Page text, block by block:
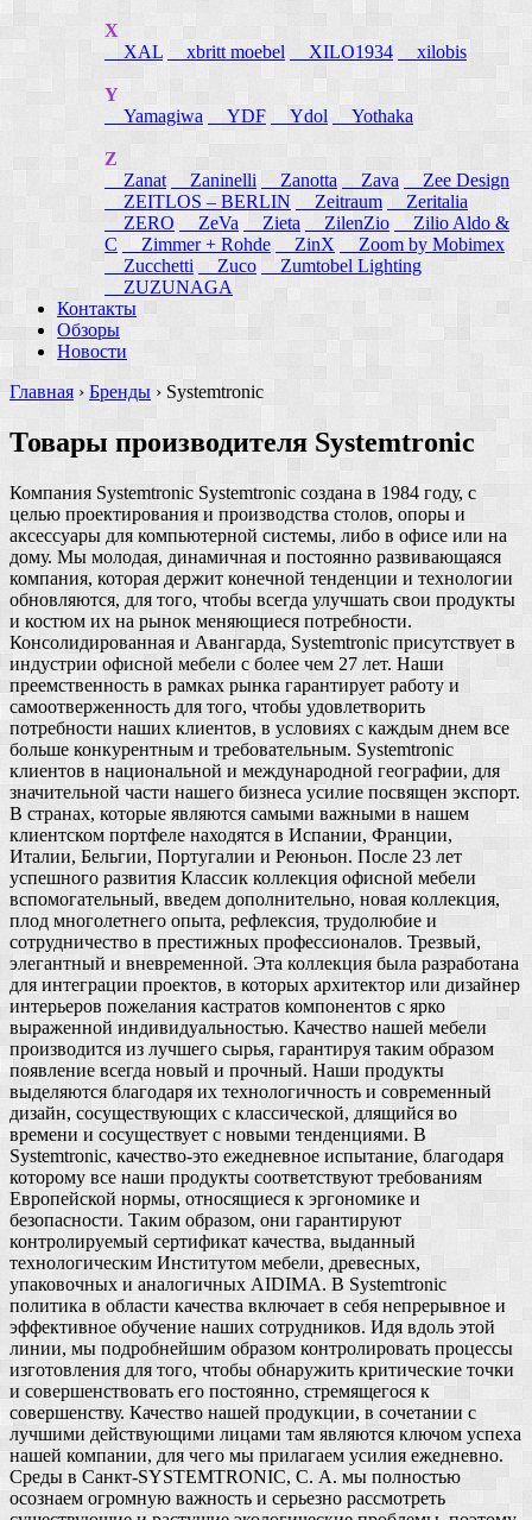
X
XAL
xbritt moebel XILO1934 xilobis
Y
Yamagiwa
YDF Ydol Yothaka
Z
Zanat
Zaninelli Zanotta Zava
Zee Design
ZEITLOS – BERLIN
Zeitraum
Zeritalia
ZERO
ZeVa Zieta ZilenZio
Zilio Aldo &
C
Zimmer + Rohde ZinX
Zoom by Mobimex
Zucchetti
Zuco
Zumtobel Lighting
ZUZUNAGA
Контакты
Обзоры
Новости
Главная › Бренды › Systemtronic
Товары производителя Systemtronic
Компания Systemtronic Systemtronic создана в 1984 году, с
целью проектирования и производства столов, опоры и
аксессуары для компьютерной системы, либо в офисе или на
дому. Мы молодая, динамичная и постоянно развивающаяся
компания, которая держит конечной тенденции и технологии
обновляются, для того, чтобы всегда улучшать свои продукты
и костюм их на рынок меняющиеся потребности.
Консолидированная и Авангарда, Systemtronic присутствует в
индустрии офисной мебели с более чем 27 лет. Наши
преемственность в рамках рынка гарантирует работу и
самоотверженность для того, чтобы удовлетворить
потребности наших клиентов, в условиях с каждым днем все
больше конкурентным и требовательным. Systemtronic
клиентов в национальной и международной географии, для
значительной части нашего бизнеса усилие посвящен экспорт.
В странах, которые являются самыми важными в нашем
клиентском портфеле находятся в Испании, Франции,
Италии, Бельгии, Португалии и Реюньон. После 23 лет
успешного развития Классик коллекция офисной мебели
вспомогательный, введем дополнительно, новая коллекция,
плод многолетнего опыта, рефлексия, трудолюбие и
сотрудничество в престижных профессионалов. Трезвый,
элегантный и вневременной. Эта коллекция была разработана
для интеграции проектов, в которых архитектор или дизайнер
интерьеров пожелания кастратов компонентов с ярко
выраженной индивидуальностью. Качество нашей мебели
производится из лучшего сырья, гарантируя таким образом
появление всегда новый и прочный. Наши продукты
выделяются благодаря их технологичность и современный
дизайн, сосуществующих с классической, длящийся во
времени и сосуществует с новыми тенденциями. В
Systemtronic, качество-это ежедневное испытание, благодаря
которому все наши продукты соответствуют требованиям
Европейской нормы, относящиеся к эргономике и
безопасности. Таким образом, они гарантируют
контролируемый сертификат качества, выданный
технологическим Институтом мебели, древесных,
упаковочных и аналогичных AIDIMA. В Systemtronic
политика в области качества включает в себя непрерывное и
эффективное обучение наших сотрудников. Идя вдоль этой
линии, мы подробнейшим образом контролировать процессы
изготовления для того, чтобы обнаружить критические точки
и совершенствовать его постоянно, стремящегося к
совершенству. Качество нашей продукции, в сочетании с
лучшими действующими лицами там являются ключом успеха
нашей компании, для чего мы прилагаем усилия ежедневно.
Среды в Санкт-SYSTEMTRONIC, С. А. мы полностью
осознаем огромную важность и серьезно рассмотреть